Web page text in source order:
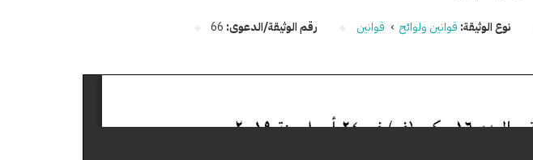
نوع الوثيقة: قوانين ولوائح › قوانين رقم الوثيقة/الدعوى: 66